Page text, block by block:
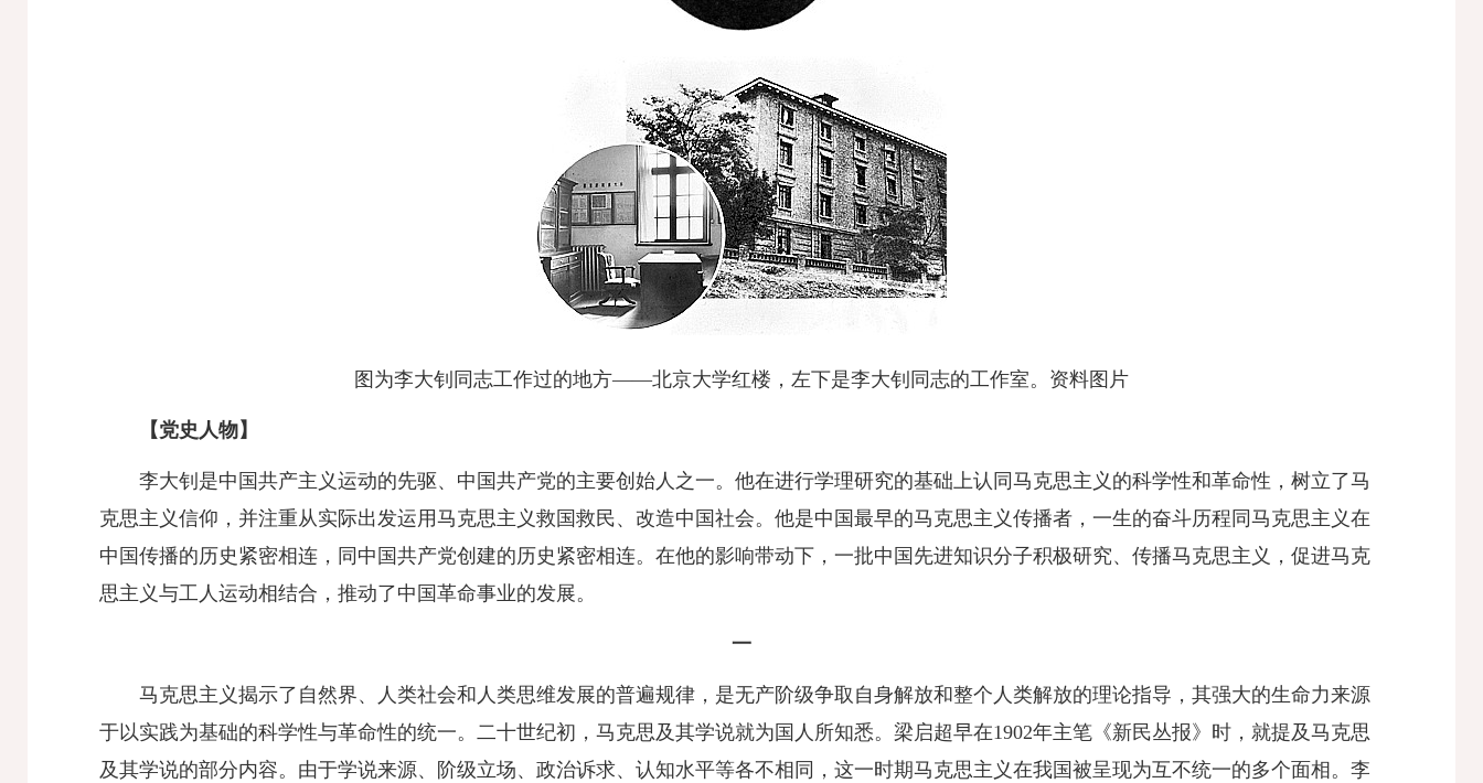
图为李大钊同志工作过的地方——北京大学红楼，左下是李大钊同志的工作室。资料图片
【党史人物】
李大钊是中国共产主义运动的先驱、中国共产党的主要创始人之一。他在进行学理研究的基础上认同马克思主义的科学性和革命性，树立了马
克思主义信仰，并注重从实际出发运用马克思主义救国救民、改造中国社会。他是中国最早的马克思主义传播者，一生的奋斗历程同马克思主义在
中国传播的历史紧密相连，同中国共产党创建的历史紧密相连。在他的影响带动下，一批中国先进知识分子积极研究、传播马克思主义，促进马克
思主义与工人运动相结合，推动了中国革命事业的发展。
一
马克思主义揭示了自然界、人类社会和人类思维发展的普遍规律，是无产阶级争取自身解放和整个人类解放的理论指导，其强大的生命力来源
于以实践为基础的科学性与革命性的统一。二十世纪初，马克思及其学说就为国人所知悉。梁启超早在1902年主笔《新民丛报》时，就提及马克思
及其学说的部分内容。由于学说来源、阶级立场、政治诉求、认知水平等各不相同，这一时期马克思主义在我国被呈现为互不统一的多个面相。李